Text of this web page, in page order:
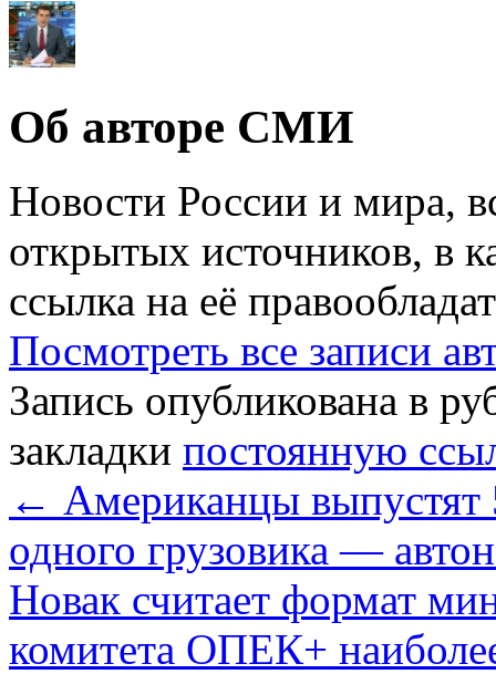
Об авторе СМИ
Новости России и мира,
открытых источников, в
ссылка на её
Посмотреть все записи
Запись опубликована в
закладки постоянную
← Американцы выпустят
одного грузовика —
Новак считает формат
комитета ОПЕК+